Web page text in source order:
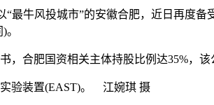
“最牛风投城市”的安徽合肥，近日再度
合肥国资相关主体持股比例达35%，该
实验装置(EAST)。 江婉琪 摄